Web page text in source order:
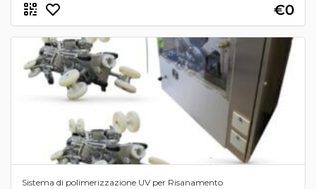
€0
Sistema di polimerizzazione UV per Risanamento